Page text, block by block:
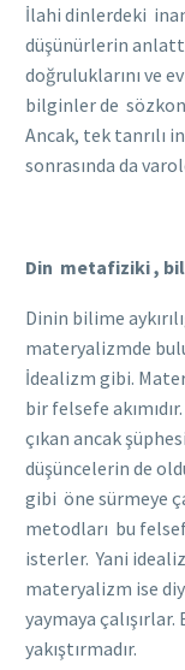
İlahi dinlerdeki
düşünürlerin
doğruluklarını ve
bilginler de
Ancak, tek tanrılı
sonrasında da
Din metafiziki ,
Dinin bilime
materyalizmde
İdealizm gibi.
bir felsefe
çıkan ancak
düşüncelerin de
gibi öne sürmeye
metodları bu
isterler. Yani
materyalizm ise
yaymaya
yakıştırmadır.